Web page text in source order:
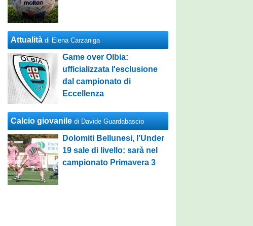
Attualità di Elena Carzaniga
Game over Olbia:
ufficializzata l'esclusione
dal campionato di
Eccellenza
Calcio giovanile di Davide Guardabascio
Dolomiti Bellunesi, l’Under
19 sale di livello: sarà nel
campionato Primavera 3